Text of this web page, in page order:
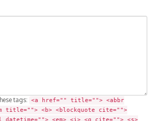
tags:
<a href="" title=""> <abbr
title=""> <b> <blockquote cite="">